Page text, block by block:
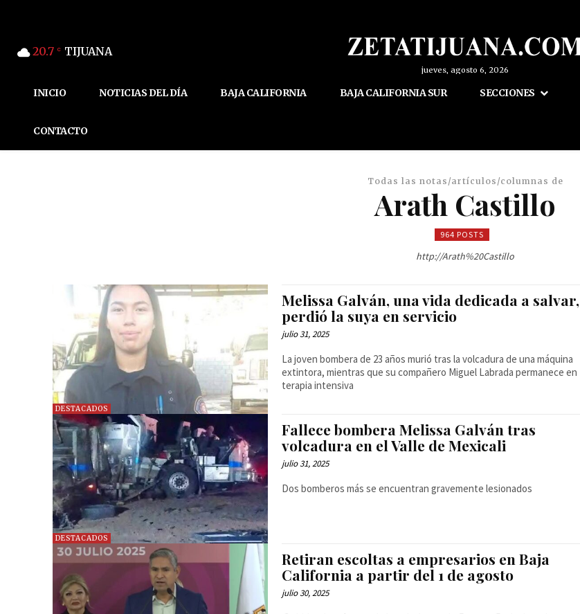
20.7 C TIJUANA
jueves, agosto 6, 2026
INICIO NOTICIAS DEL DÍA BAJA CALIFORNIA BAJA CALIFORNIA SUR SECCIONES
CONTACTO
Todas las notas/artículos/columnas de
Arath Castillo
964 POSTS
http://Arath%20Castillo
DESTACADOS
Melissa Galván, una vida dedicada a salvar,
perdió la suya en servicio
julio 31, 2025
La joven bombera de 23 años murió tras la volcadura de una máquina
extintora, mientras que su compañero Miguel Labrada permanece en
terapia intensiva
DESTACADOS
Fallece bombera Melissa Galván tras
volcadura en el Valle de Mexicali
julio 31, 2025
Dos bomberos más se encuentran gravemente lesionados
Retiran escoltas a empresarios en Baja
California a partir del 1 de agosto
julio 30, 2025